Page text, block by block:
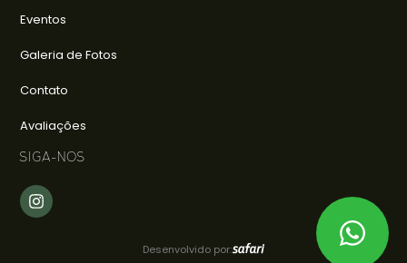
Eventos
Galeria de Fotos
Contato
Avaliações
SIGA-NOS
Desenvolvido por: